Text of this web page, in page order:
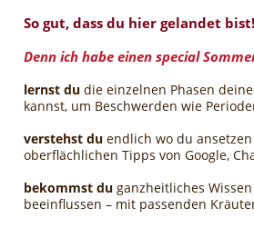
So gut, dass du hier gelandet bist!
Denn ich habe einen special
lernst du die einzelnen Phasen
kannst, um Beschwerden wie
verstehst du endlich wo du
oberflächlichen Tipps von Google,
bekommst du ganzheitliches
beeinflussen – mit passenden